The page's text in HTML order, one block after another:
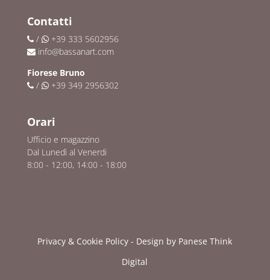
Contatti
/
+39 333 5602956
info@bassanart.com
Fiorese Bruno
/
+39 349 2956302
Orari
Ufficio e magazzino
Dal Lunedì al Venerdi
8:00 - 12:00, 14:00 - 18:00
Privacy & Cookie Policy - Design by Panese Think
Digital